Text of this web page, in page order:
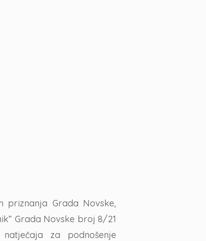
Grada Novske,
Grada Novske broj 8/21
za podnošenje